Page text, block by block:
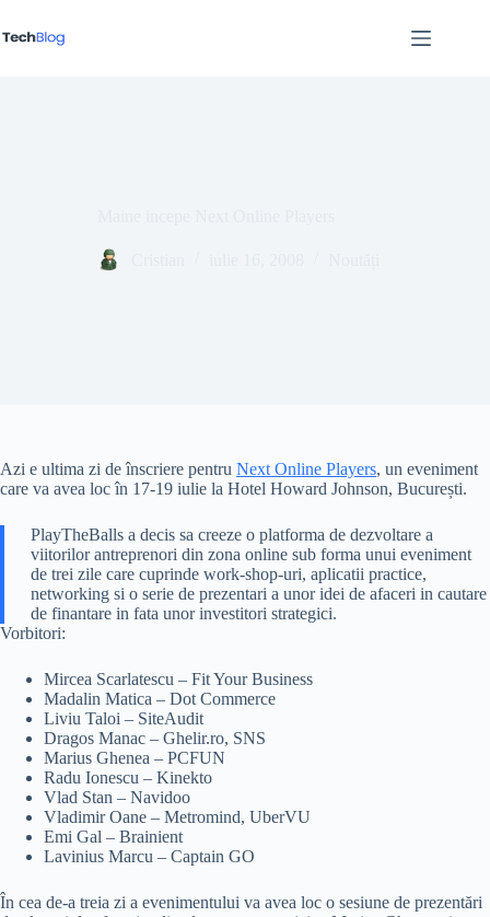
la
conținut
Azi e ultima zi de înscriere pentru Next Online Players, un eveniment
care va avea loc în 17-19 iulie la Hotel Howard Johnson, București.
PlayTheBalls a decis sa creeze o platforma de dezvoltare a
viitorilor antreprenori din zona online sub forma unui eveniment
de trei zile care cuprinde work-shop-uri, aplicatii practice,
networking si o serie de prezentari a unor idei de afaceri in cautare
de finantare in fata unor investitori strategici.
Vorbitori:
Mircea Scarlatescu – Fit Your Business
Madalin Matica – Dot Commerce
Liviu Taloi – SiteAudit
Dragos Manac – Ghelir.ro, SNS
Marius Ghenea – PCFUN
Radu Ionescu – Kinekto
Vlad Stan – Navidoo
Vladimir Oane – Metromind, UberVU
Emi Gal – Brainient
Lavinius Marcu – Captain GO
În cea de-a treia zi a evenimentului va avea loc o sesiune de prezentări